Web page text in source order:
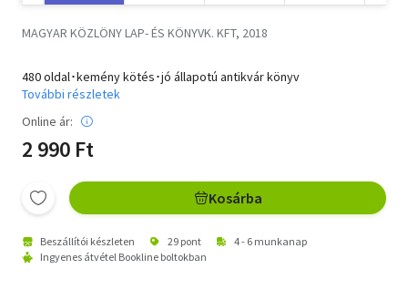
MAGYAR KÖZLÖNY LAP- ÉS KÖNYVK. KFT, 2018
480 oldal･kemény kötés･jó állapotú antikvár könyv
További részletek
Online ár:
2 990 Ft
Kosárba
Beszállítói készleten 29 pont
4 - 6 munkanap
Ingyenes átvétel Bookline boltokban